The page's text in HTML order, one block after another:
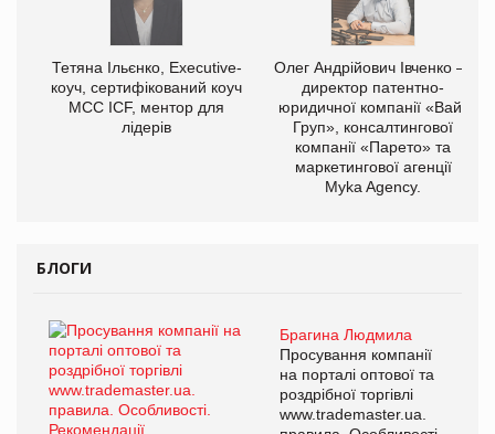
Тетяна Ільєнко, Executive-
коуч, сертифікований коуч
МСС ICF, ментор для
лідерів
Олег Андрійович Івченко —
директор патентно-
юридичної компанії «Вайз
Груп», консалтингової
компанії «Парето» та
маркетингової агенції
Myka Agency.
БЛОГИ
Брагина Людмила
Просування компанії
на порталі оптової та
роздрібної торгівлі
www.trademaster.ua.